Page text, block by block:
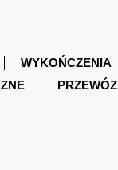
WYKOŃCZENIA
PRZEWÓZ